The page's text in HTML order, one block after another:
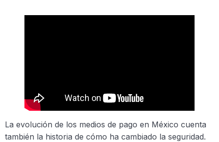
La evolución de los medios de pago en México cuenta
también la historia de cómo ha cambiado la seguridad.